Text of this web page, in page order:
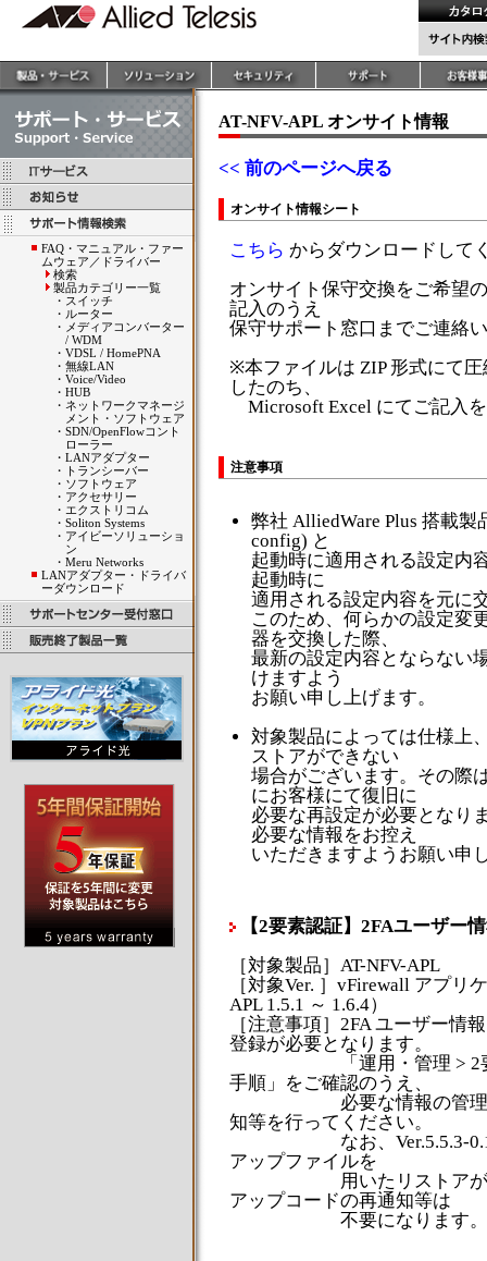
FAQ・マニュアル・ファー
ムウェア／ドライバー
検索
製品カテゴリー一覧
・ スイッチ
・ ルーター
・ メディアコンバーター
/ WDM
・ VDSL / HomePNA
・ 無線LAN
・ Voice/Video
・ HUB
・ ネットワークマネージ
メント・ソフトウェア
・ SDN/OpenFlowコント
ローラー
・ LANアダプター
・
トランシーバー
・ ソフトウェア
・ アクセサリー
・ エクストリコム
・ Soliton Systems
・ アイビーソリューショ
ン
・ Meru Networks
LANアダプター・ドライバ
ーダウンロード
AT-NFV-APL オンサイト情報
<< 前のページへ戻る
オンサイト情報シート
こちら からダウンロードして
オンサイト保守交換をご希望
記入のうえ
保守サポート窓口までご連絡
※本ファイルは ZIP 形式にて
したのち、
Microsoft Excel にてご記入
注意事項
弊社 AlliedWare Plus 搭載
config) と
起動時に適用される設定内
起動時に
適用される設定内容を元に
このため、何らかの設定変
器を交換した際、
最新の設定内容とならない
けますよう
お願い申し上げます。
対象製品によっては仕様上
ストアができない
場合がございます。その際
にお客様にて復旧に
必要な再設定が必要となり
必要な情報をお控え
いただきますようお願い申
【2要素認証】2FAユーザー
［対象製品］AT-NFV-APL
［対象Ver. ］vFirewall アプリ
APL 1.5.1 ～ 1.6.4）
［注意事項］2FA ユーザー情
登録が必要となります。
「運用・管理 > 2要素認
手順」をご確認のうえ、
必要な情報の管理や再
知等を行ってください。
なお、Ver.5.5.3-0.1（
アップファイルを
用いたリストアが可能
アップコードの再通知等は
不要になります。